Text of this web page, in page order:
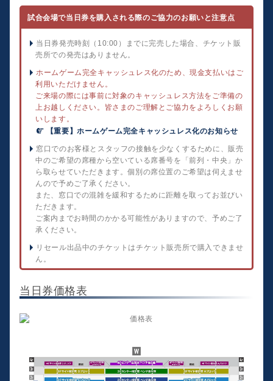
試合会場で当日券を購入される際のご協力のお願いと注意点
当日券発売時刻（10:00）までに完売した場合、チケット販
売所での発売はありません。
ホームゲーム完全キャッシュレス化のため、現金支払いはご
利用いただけません。
ご来場の際には事前に対象のキャッシュレス方法をご準備の
上お越しください。皆さまのご理解とご協力をよろしくお願
いします。
【重要】ホームゲーム完全キャッシュレス化のお知らせ
窓口でのお客様とスタッフの接触を少なくするために、販売
中のご希望の席種から空いている席番号を「前列・中央」か
ら取らせていただきます。個別の席位置のご希望は伺えませ
んので予めご了承ください。
また、窓口での混雑を緩和するために距離を取ってお並びい
ただきます。
ご案内までお時間のかかる可能性がありますので、予めご了
承ください。
リセール出品中のチケットはチケット販売所で購入できませ
ん。
当日券価格表